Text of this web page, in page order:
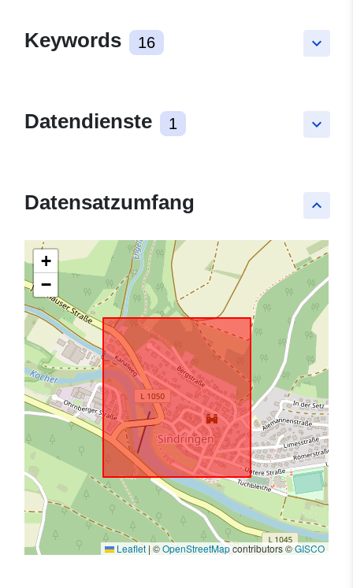
keyboard_arrow_down
Keywords 16
keyboard_arrow_down
Datendienste 1
keyboard_arrow_up
Datensatzumfang
+
−
Leaflet|©OpenStreetMapcontributors ©GISCO